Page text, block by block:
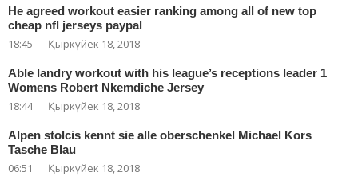
He agreed workout easier ranking among all of new top
cheap nfl jerseys paypal
18:45 Қыркүйек 18, 2018
Able landry workout with his league’s receptions leader 1
Womens Robert Nkemdiche Jersey
18:44 Қыркүйек 18, 2018
Alpen stolcis kennt sie alle oberschenkel Michael Kors
Tasche Blau
06:51 Қыркүйек 18, 2018